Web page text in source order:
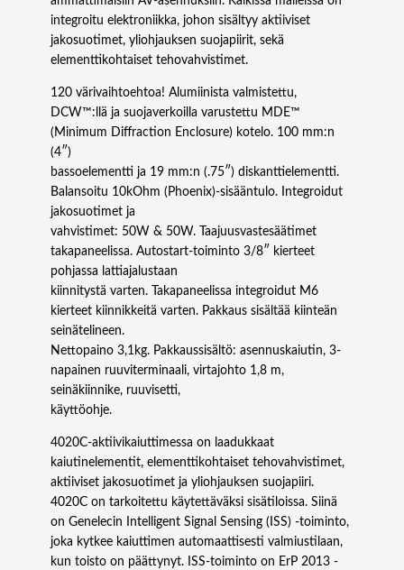
K
T
I
I
V
I
K
I
U
I
N
ä
ä
ä
integroitu elektroniikka, johon sisältyy aktiiviset
jakosuotimet, yliohjauksen suojapiirit, sekä
elementtikohtaiset tehovahvistimet.
120 värivaihtoehtoa! Alumiinista valmistettu,
DCW™:llä ja suojaverkoilla varustettu MDE™
(Minimum Diffraction Enclosure) kotelo. 100 mm:n
(4″)
bassoelementti ja 19 mm:n (.75″) diskanttielementti.
Balansoitu 10kOhm (Phoenix)-sisääntulo. Integroidut
jakosuotimet ja
vahvistimet: 50W & 50W. Taajuusvastesäätimet
takapaneelissa. Autostart-toiminto 3/8″ kierteet
pohjassa lattiajalustaan
kiinnitystä varten. Takapaneelissa integroidut M6
kierteet kiinnikkeitä varten. Pakkaus sisältää kiinteän
seinätelineen.
Nettopaino 3,1kg. Pakkaussisältö: asennuskaiutin, 3-
napainen ruuviterminaali, virtajohto 1,8 m,
seinäkiinnike, ruuvisetti,
käyttöohje.
4020C-aktiivikaiuttimessa on laadukkaat
kaiutinelementit, elementtikohtaiset tehovahvistimet,
aktiiviset jakosuotimet ja yliohjauksen suojapiiri.
4020C on tarkoitettu käytettäväksi sisätiloissa. Siinä
on Genelecin Intelligent Signal Sensing (ISS) -toiminto,
joka kytkee kaiuttimen automaattisesti valmiustilaan,
kun toisto on päättynyt. ISS-toiminto on ErP 2013 -